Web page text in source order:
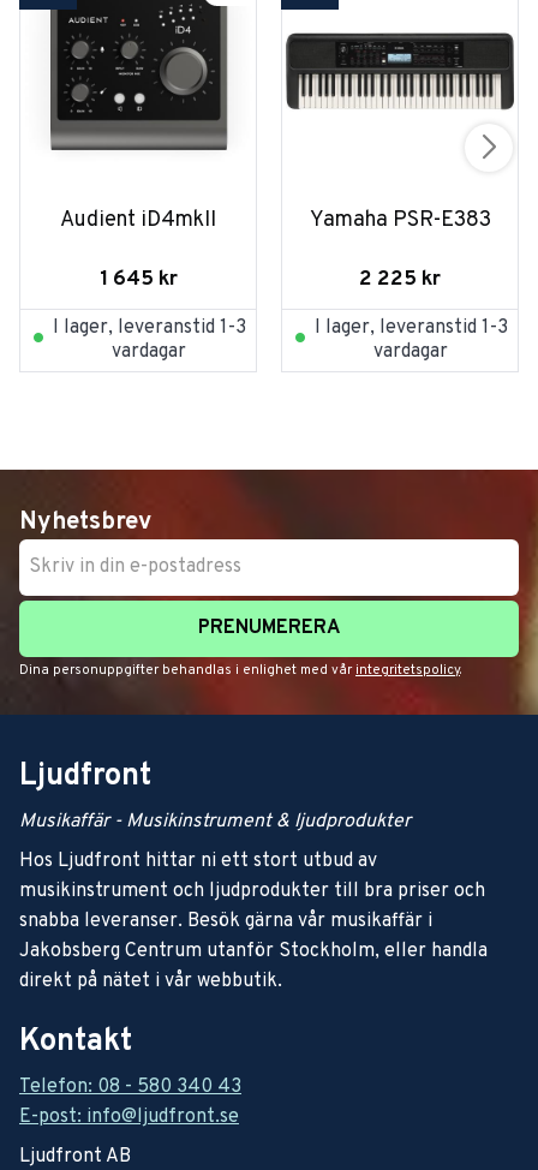
Audient iD4mkII
1 645 kr
I lager, leveranstid 1-3
vardagar
Yamaha PSR-E383
2 225 kr
I lager, leveranstid 1-3
vardagar
Nyhetsbrev
PRENUMERERA
Dina personuppgifter behandlas i enlighet med vår integritetspolicy.
Ljudfront
Musikaffär - Musikinstrument & ljudprodukter
Hos Ljudfront hittar ni ett stort utbud av
musikinstrument och ljudprodukter till bra priser och
snabba leveranser. Besök gärna vår musikaffär i
Jakobsberg Centrum utanför Stockholm, eller handla
direkt på nätet i vår webbutik.
Kontakt
Telefon: 08 - 580 340 43
E-post: info@ljudfront.se
Ljudfront AB